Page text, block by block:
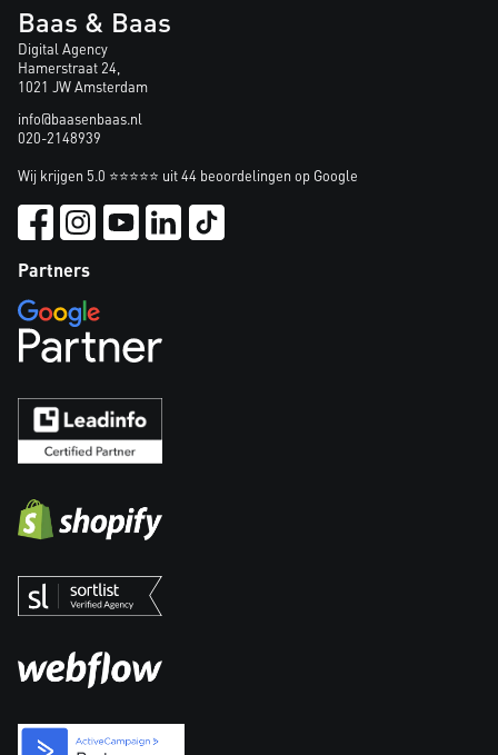
Baas & Baas
Digital Agency
Hamerstraat 24,
1021 JW Amsterdam
info@baasenbaas.nl
020-2148939
Wij krijgen 5.0 ⭐⭐⭐⭐⭐ uit 44 beoordelingen op Google
Partners